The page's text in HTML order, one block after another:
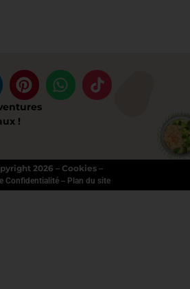
!
2026 – Cookies –
Confidentialité– Plan du site